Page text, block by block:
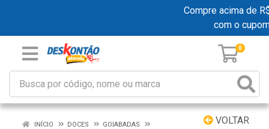
Compre acima de
com o
0
VOLTAR
INÍCIO DOCES
GOIABADAS